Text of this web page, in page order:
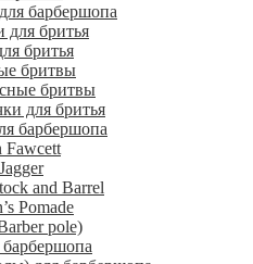
барбершопа
для бритья
бритья
бритвы
бритвы
для бритья
барбершопа
Fawcett
and Barrel
Pomade
pole)